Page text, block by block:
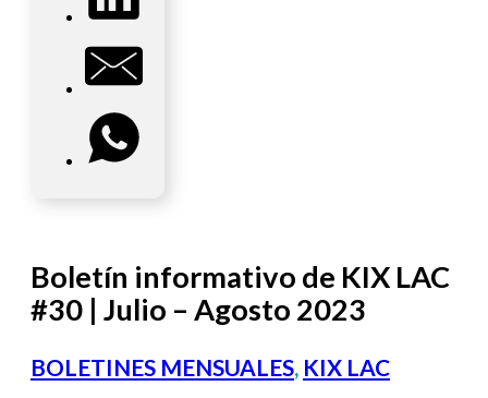
Boletín informativo de KIX LAC
#30 | Julio – Agosto 2023
BOLETINES MENSUALES, KIX LAC